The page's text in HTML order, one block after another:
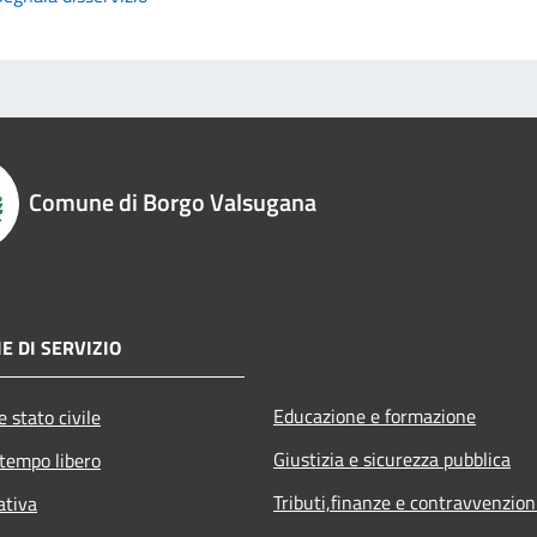
Comune di Borgo Valsugana
DI SERVIZIO
stato civile
libero
Educazione e formazione
Giustizia e sicurezza pubblica
Tributi,finanze e